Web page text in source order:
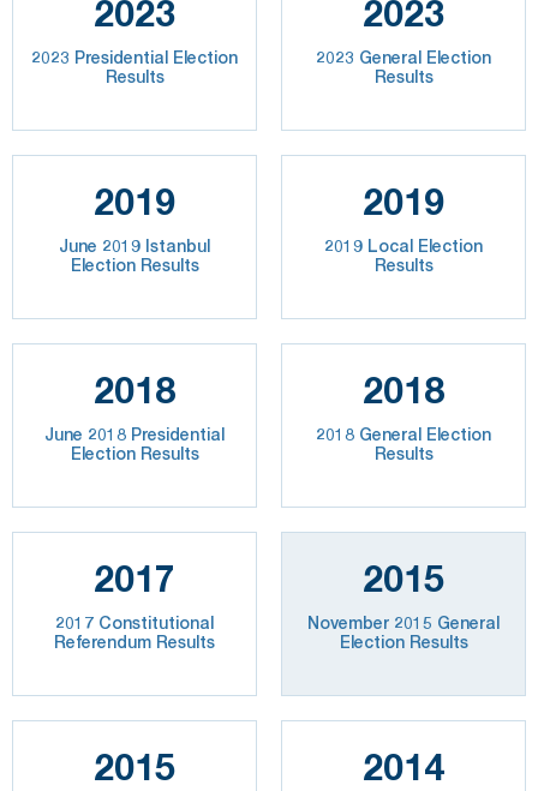
2023
2023 Presidential Election
Results
2023
2023 General Election
Results
2019
June 2019 Istanbul
Election Results
2019
2019 Local Election
Results
2018
June 2018 Presidential
Election Results
2018
2018 General Election
Results
2017
2017 Constitutional
Referendum Results
2015
November 2015 General
Election Results
2015 2014